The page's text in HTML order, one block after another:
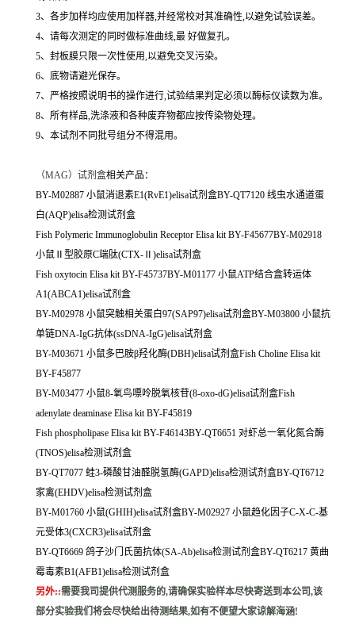
3、各步加样均应使用加样器,并经常校对其准确性,以避免试验误差。
4、请每次测定的同时做标准曲线,最 好做复孔。
5、封板膜只限一次性使用,以避免交叉污染。
6、底物请避光保存。
7、严格按照说明书的操作进行,试验结果判定必须以酶标仪读数为准。
8、所有样品,洗涤液和各种废弃物都应按传染物处理。
9、本试剂不同批号组分不得混用。
（MAG）试剂盒相关产品：
BY-M02887 小鼠消退素E1(RvE1)elisa试剂盒BY-QT7120 线虫水通道蛋
白(AQP)elisa检测试剂盒
Fish Polymeric Immunoglobulin Receptor Elisa kit BY-F45677BY-M02918
小鼠Ⅱ型胶原C端肽(CTX-Ⅱ)elisa试剂盒
Fish oxytocin Elisa kit BY-F45737BY-M01177 小鼠ATP结合盒转运体
A1(ABCA1)elisa试剂盒
BY-M02978 小鼠突触相关蛋白97(SAP97)elisa试剂盒BY-M03800 小鼠抗
单链DNA-IgG抗体(ssDNA-IgG)elisa试剂盒
BY-M03671 小鼠多巴胺β羟化酶(DBH)elisa试剂盒Fish Choline Elisa kit
BY-F45877
BY-M03477 小鼠8-氧鸟嘌呤脱氧核苷(8-oxo-dG)elisa试剂盒Fish
adenylate deaminase Elisa kit BY-F45819
Fish phospholipase Elisa kit BY-F46143BY-QT6651 对虾总一氧化氮合酶
(TNOS)elisa检测试剂盒
BY-QT7077 蛙3-磷酸甘油醛脱氢酶(GAPD)elisa检测试剂盒BY-QT6712
家禽(EHDV)elisa检测试剂盒
BY-M01760 小鼠(GHIH)elisa试剂盒BY-M02927 小鼠趋化因子C-X-C-基
元受体3(CXCR3)elisa试剂盒
BY-QT6669 鸽子沙门氏菌抗体(SA-Ab)elisa检测试剂盒BY-QT6217 黄曲
霉毒素B1(AFB1)elisa检测试剂盒
另外::需要我司提供代测服务的,请确保实验样本尽快寄送到本公司,该
部分实验我们将会尽快给出待测结果,如有不便望大家谅解海涵!